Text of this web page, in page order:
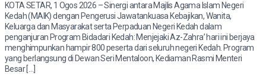
KOTA SETAR, 1 Ogos 2026 – Sinergi antara Majlis Agama Islam Negeri
Kedah (MAIK) dengan Pengerusi Jawatankuasa Kebajikan, Wanita,
Keluarga dan Masyarakat serta Perpaduan Negeri Kedah dalam
penganjuran Program Bidadari Kedah: Menjejaki Az-Zahra’ hari ini berjaya
menghimpunkan hampir 800 peserta dari seluruh negeri Kedah. Program
yang berlangsung di Dewan Seri Mentaloon, Kediaman Rasmi Menteri
Besar […]